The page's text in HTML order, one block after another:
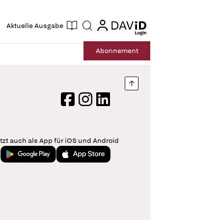
Aktuelle Ausgabe Suche login
login
Abonnement
Nach oben springen
FacebookInstagram
LinkedIn
auch als App für iOS und Android
Jetzt bei Google PlayLaden im App Store